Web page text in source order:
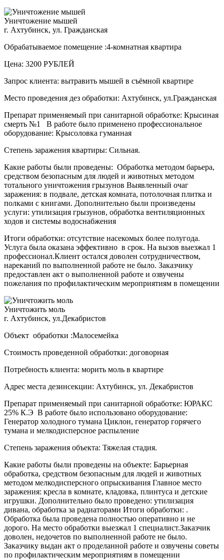
Уничтожение мышей
г. Ахтубинск, ул. Гражданская
Обрабатываемое помещение :4-комнатная квартира
Цена: 3200 РУБЛЕЙ
Запрос клиента: вытравить мышей в съёмной квартире
Место проведения дез обработки: Ахтубинск, ул.Гражданская
Препарат применяемый при санитарной обработке: Крысиная
смерть №1 В работе было применено профессиональное
оборудование: Крысоловка гуманная
Степень заражения квартиры: Сильная.
Какие работы были проведены: Обработка методом барьера,
средством безопасным для людей и животных методом
тотального уничтожения грызунов Выявленный очаг
заражения: в подвале, детская комната, потолочная плитка и
полками с книгами. Дополнительно были произведены
услуги: утилизация грызунов, обработка вентиляционных
ходов и системы водоснабжения
Итоги обработки: отсутствие насекомых более полугода.
Услуга была оказана эффективно в срок. На вызов выезжал 1
профессионал.Клиент остался доволен сотрудничеством,
нареканий по выполненной работе не было. Заказчику
предоставлен акт о выполненной работе и озвучены
пожелания по профилактическим мероприятиям в помещении
Уничтожить моль
г. Ахтубинск, ул.Декабристов
Объект обработки :Малосемейка
Стоимость проведенной обработки: договорная
Потребность клиента: морить моль в квартире
Адрес места дезинсекции: Ахтубинск, ул. Декабристов
Препарат применяемый при санитарной обработке: ЮРАКС
25% К.Э В работе было использовано оборудование:
Генератор холодного тумана Циклон, генератор горячего
тумана и мелкодисперсное распыление
Степень заражения объекта: Тяжелая стадия.
Какие работы были проведены на объекте: Барьерная
обработка, средством безопасным для людей и животных
методом мелкодисперсного опрыскивания Главное место
заражения: кресла в комнате, кладовка, плинтуса и детские
игрушки. Дополнительно было проведено: утилизация
дивана, обработка за радиаторами Итоги обработки: .
Обработка была проведена полностью оперативно и не
дорого. На место обработки выезжал 1 специалист.Заказчик
доволен, недочетов по выполненной работе не было.
Заказчику выдан акт о проделанной работе и озвучены советы
по профилактическим мероприятиям в помещении